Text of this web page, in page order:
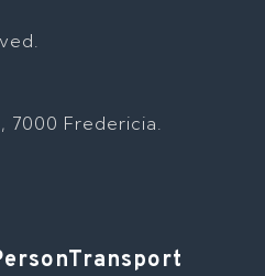
7000 Fredericia.